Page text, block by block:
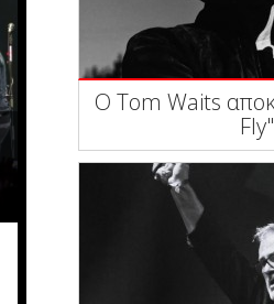
Ο Tom Waits
Fly"